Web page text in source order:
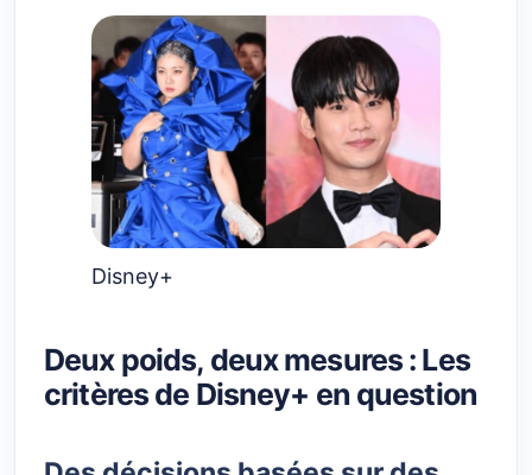
Disney+
Deux poids, deux mesures : Les
critères de Disney+ en question